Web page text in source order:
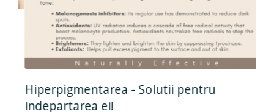
Hiperpigmentarea - Solutii pentru
indepartarea ei!